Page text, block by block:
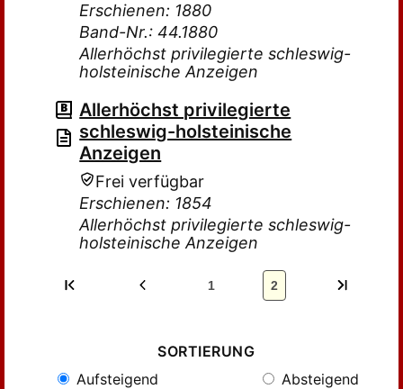
Erschienen: 1880
Band-Nr.: 44.1880
Allerhöchst privilegierte schleswig-
holsteinische Anzeigen
Allerhöchst privilegierte
schleswig-holsteinische
Anzeigen
Frei verfügbar
Erschienen: 1854
Allerhöchst privilegierte schleswig-
holsteinische Anzeigen
1 2
SORTIERUNG
Aufsteigend
Absteigend